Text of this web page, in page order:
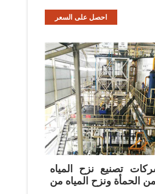
خلاط ...
احصل على السعر
تصنيع نزح المياه